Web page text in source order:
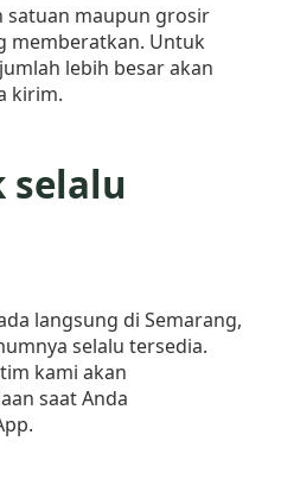
satuan maupun grosir
memberatkan. Untuk
lebih besar akan
kirim.
selalu
langsung di Semarang,
selalu tersedia.
kami akan
saat Anda